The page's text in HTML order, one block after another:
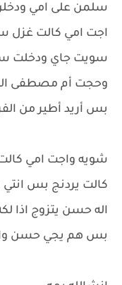
سلمن على امي
اجت امي كالت غزل
سويت جاي ودخلت
وحجت أم مصطفى
بس أريد أطير من
شويه واجت امي
كالت يردنج بس انتي
اله حسن يتزوج اذا
بس هم يجي حسن